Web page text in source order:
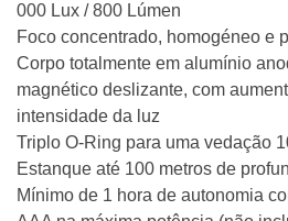
000 Lux / 800 Lúmen
Foco concentrado, homogéneo e
Corpo totalmente em alumínio
magnético deslizante, com
intensidade da luz
Triplo O-Ring para uma vedação
Estanque até 100 metros de
Mínimo de 1 hora de autonomia